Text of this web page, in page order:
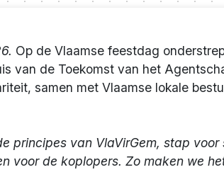
Op de Vlaamse feestdag
van de Toekomst van het
samen met Vlaamse lokale
principes van VlaVirGem, stap
voor de koplopers. Zo maken we